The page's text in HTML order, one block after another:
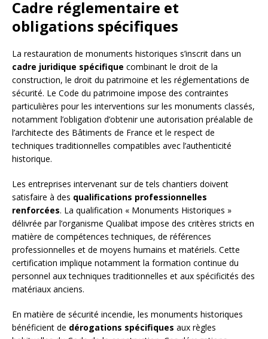
Cadre réglementaire et
obligations spécifiques
La restauration de monuments historiques s’inscrit dans un
cadre juridique spécifique combinant le droit de la
construction, le droit du patrimoine et les réglementations de
sécurité. Le Code du patrimoine impose des contraintes
particulières pour les interventions sur les monuments classés,
notamment l’obligation d’obtenir une autorisation préalable de
l’architecte des Bâtiments de France et le respect de
techniques traditionnelles compatibles avec l’authenticité
historique.
Les entreprises intervenant sur de tels chantiers doivent
satisfaire à des qualifications professionnelles
renforcées. La qualification « Monuments Historiques »
délivrée par l’organisme Qualibat impose des critères stricts en
matière de compétences techniques, de références
professionnelles et de moyens humains et matériels. Cette
certification implique notamment la formation continue du
personnel aux techniques traditionnelles et aux spécificités des
matériaux anciens.
En matière de sécurité incendie, les monuments historiques
bénéficient de dérogations spécifiques aux règles